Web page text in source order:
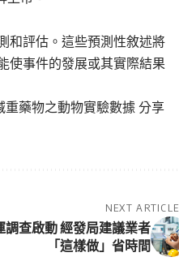
和評估。這些預測性敘述將
使事件的發展或其實際結果
重藥物之動物實驗數據 分享
NEXT ARTICLE
查啟動 經發局建議業者
「這樣做」省時間